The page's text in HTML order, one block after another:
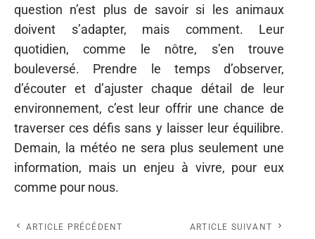
question n’est plus de savoir si les animaux
doivent s’adapter, mais comment. Leur
quotidien, comme le nôtre, s’en trouve
bouleversé. Prendre le temps d’observer,
d’écouter et d’ajuster chaque détail de leur
environnement, c’est leur offrir une chance de
traverser ces défis sans y laisser leur équilibre.
Demain, la météo ne sera plus seulement une
information, mais un enjeu à vivre, pour eux
comme pour nous.
ARTICLE PRÉCÉDENT ARTICLE SUIVANT